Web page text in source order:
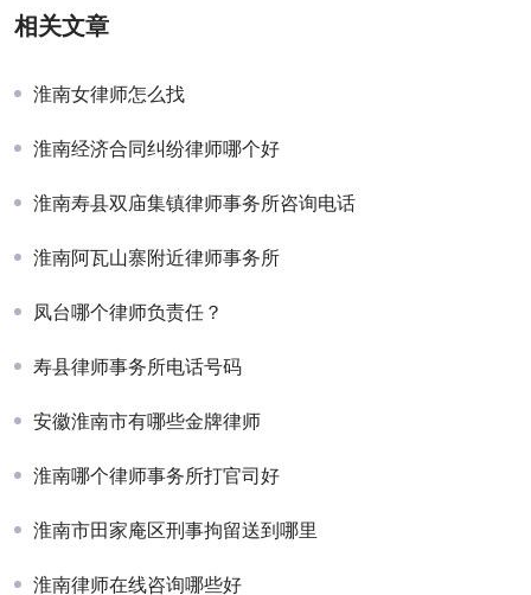
相关文章
淮南女律师怎么找
淮南经济合同纠纷律师哪个好
淮南寿县双庙集镇律师事务所咨询电话
淮南阿瓦山寨附近律师事务所
凤台哪个律师负责任？
寿县律师事务所电话号码
安徽淮南市有哪些金牌律师
淮南哪个律师事务所打官司好
淮南市田家庵区刑事拘留送到哪里
淮南律师在线咨询哪些好